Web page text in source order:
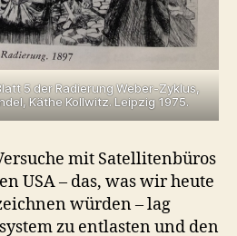
5 der Radierung Weber-Zyklus,
Käthe Kollwitz. Leipzig 1975.
mit Satellitenbüros
USA – das, was wir heute
würden – lag
zu entlasten und den